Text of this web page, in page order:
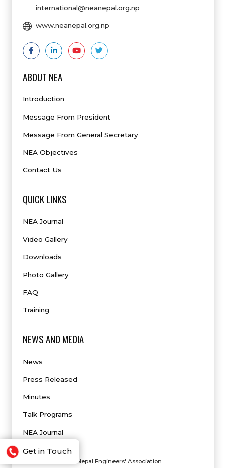
Get in Touch
international@neanepal.org.np
www.neanepal.org.np
ABOUT NEA
Introduction
Message From President
Message From General Secretary
NEA Objectives
Contact Us
QUICK LINKS
NEA Journal
Video Gallery
Downloads
Photo Gallery
FAQ
Training
NEWS AND MEDIA
News
Press Released
Minutes
Talk Programs
NEA Journal
Copyright © 2023 Nepal Engineers' Association